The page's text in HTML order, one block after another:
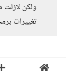
ولكن لازلت
تغييرات